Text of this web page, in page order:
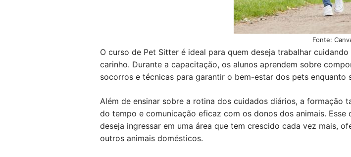
Fonte:
O curso de Pet Sitter é ideal para quem deseja trabalhar
carinho. Durante a capacitação, os alunos aprendem sobre
socorros e técnicas para garantir o bem-estar dos pets enquanto
Além de ensinar sobre a rotina dos cuidados diários, a formação
do tempo e comunicação eficaz com os donos dos animais.
deseja ingressar em uma área que tem crescido cada vez mais,
outros animais domésticos.